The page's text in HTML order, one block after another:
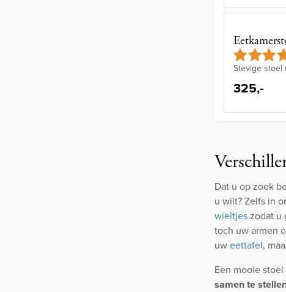
Stevige stoel
325,-
Dat u op zoek
u wilt? Zelfs in
wieltjeszodat u
toch uw armen
uweettafel,
Een mooie
samen te